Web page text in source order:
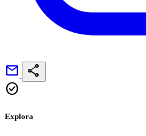
mail share
check_circle
Explora